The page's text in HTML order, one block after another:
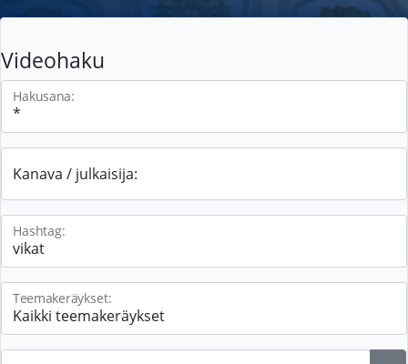
Videohaku
Hakusana:
Kanava / julkaisija:
Hashtag:
Teemakeräykset: